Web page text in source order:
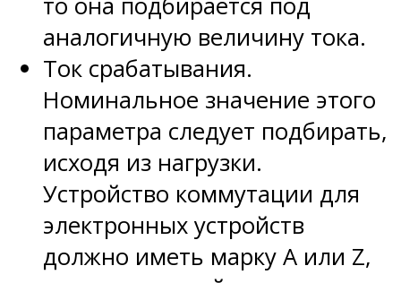
аналогичную величину тока.
Ток срабатывания.
Номинальное значение этого
параметра следует подбирать,
исходя из нагрузки.
Устройство коммутации для
электронных устройств
должно иметь марку А или Z,